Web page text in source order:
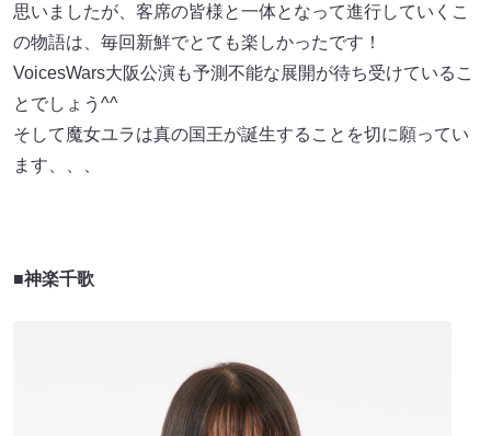
思いましたが、客席の皆様と一体となって進行していくこ
の物語は、毎回新鮮でとても楽しかったです！
VoicesWars大阪公演も予測不能な展開が待ち受けているこ
とでしょう^^
そして魔女ユラは真の国王が誕生することを切に願ってい
ます、、、
■神楽千歌